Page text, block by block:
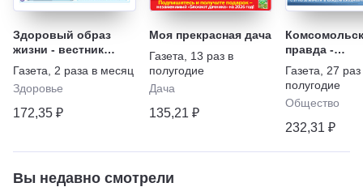
Здоровый образ
жизни - вестник
"ЗОЖ"
Газета
2 раза в месяц
Здоровье
172,35 ₽
Моя прекрасная дача
Газета
13 раз в
полугодие
Дача
135,21 ₽
правда -
Газета
27 раз
полугодие
Общество
232,31 ₽
Вы недавно смотрели